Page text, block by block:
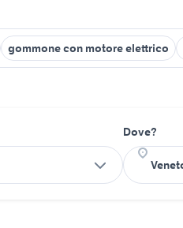
gommone con motore elettrico
Dove?